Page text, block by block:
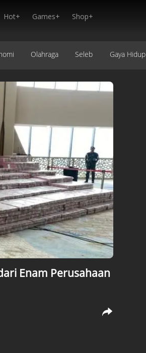
Hot+ Games+ Shop+
Olahraga Seleb Gaya Hidup
Enam Perusahaan